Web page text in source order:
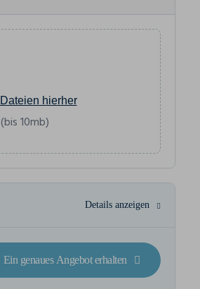
hierher
10mb)
Details anzeigen
Ein genaues Angebot erhalten